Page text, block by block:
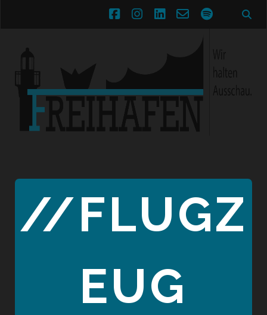
facebookinstagram
linkedin
email-spotify
//FLUGZ
EUG